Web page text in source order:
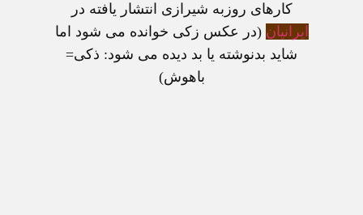
کارهای روزبه شيرازی انتشار يافته در
ايرانيان (در عکس زکی خوانده می شود اما
شايد بدنوشته يا بد ديده می شود: ذکی=
باهوش)